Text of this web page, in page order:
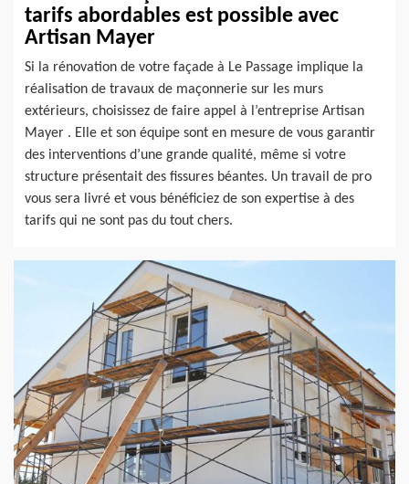
tarifs abordables est possible avec
Artisan Mayer
Si la rénovation de votre façade à Le Passage implique la
réalisation de travaux de maçonnerie sur les murs
extérieurs, choisissez de faire appel à l’entreprise Artisan
Mayer . Elle et son équipe sont en mesure de vous garantir
des interventions d’une grande qualité, même si votre
structure présentait des fissures béantes. Un travail de pro
vous sera livré et vous bénéficiez de son expertise à des
tarifs qui ne sont pas du tout chers.